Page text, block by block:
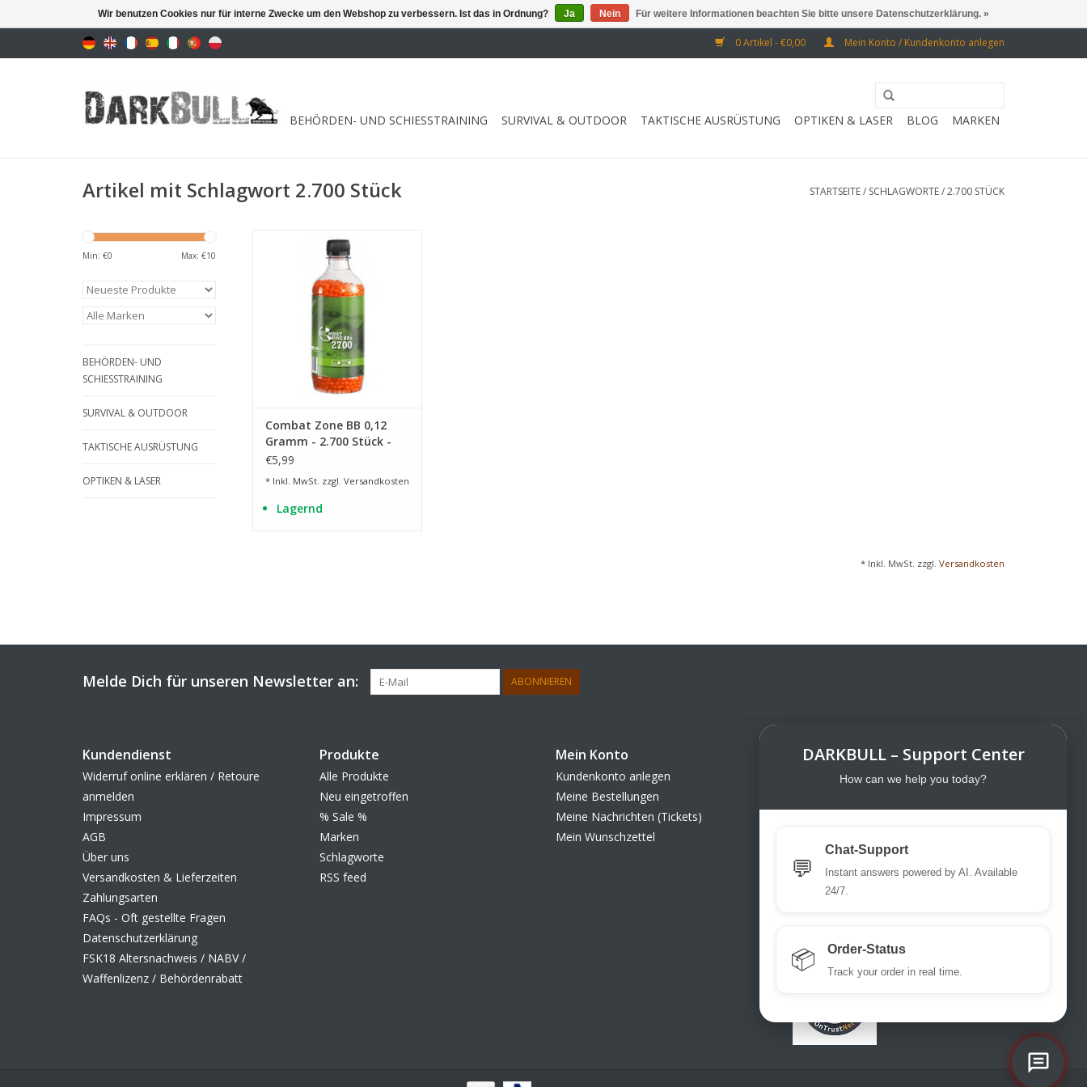
0 Artikel - €0,00 Mein Konto / Kundenkonto anlegen
BEHÖRDEN- UND SCHIESSTRAINING SURVIVAL & OUTDOOR TAKTISCHE AUSRÜSTUNG OPTIKEN & LASER BLOG MARKEN
Artikel mit Schlagwort 2.700 Stück STARTSEITE/ SCHLAGWORTE/2.700 STÜCK
Min: €0 Max: €10
BEHÖRDEN- UND
SCHIESSTRAINING
SURVIVAL & OUTDOOR
TAKTISCHE AUSRÜSTUNG
OPTIKEN & LASER
BBs für beste Flugeigenschaften
ZUM WARENKORB HINZUFÜGEN
Combat Zone BB 0,12
Gramm - 2.700 Stück -
orange
€5,99
* Inkl. MwSt. zzgl. Versandkosten
Lagernd
* Inkl. MwSt. zzgl. Versandkosten
Melde Dich für unseren Newsletter an: ABONNIEREN
Kundendienst
Widerruf online erklären / Retoure
anmelden
Impressum
AGB
Über uns
Versandkosten & Lieferzeiten
Zahlungsarten
FAQs - Oft gestellte Fragen
Datenschutzerklärung
FSK18 Altersnachweis / NABV /
Waffenlizenz / Behördenrabatt
Produkte
Alle Produkte
Neu eingetroffen
% Sale %
Marken
Schlagworte
RSS feed
Mein Konto
Kundenkonto anlegen
Meine Bestellungen
Meine Nachrichten (Tickets)
Mein Wunschzettel
DarkBull TrendStore
DarkBull TrendStore – Your specialist
shooters and hunters.
Please use our excellent chat
Wir benutzen Cookies nur für interne Zwecke um den Webshop zu verbessern. Ist das in Ordnung? Ja Nein Für weitere Informationen beachten Sie bitte unsere Datenschutzerklärung. »
DARKBULL – Support Center
How can we help you today?
💬
Chat-Support
Instant answers powered by AI. Available
24/7.
📦 Order-Status
Track your order in real time.